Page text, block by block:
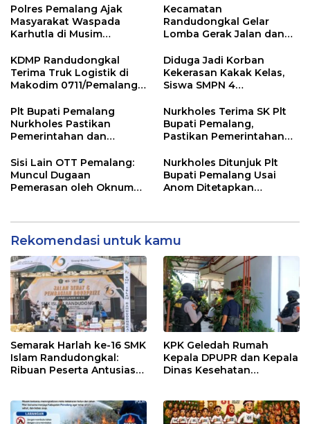
Berhadiah Motor
Polres Pemalang Ajak
Masyarakat Waspada
Karhutla di Musim
Kecamatan
Randudongkal Gelar
Lomba Gerak Jalan dan
HUT RI ke-81
KDMP Randudongkal
Terima Truk Logistik di
Makodim 0711/Pemalang
Desa
Diduga Jadi Korban
Kekerasan Kakak Kelas,
Siswa SMPN 4
Dunia
Plt Bupati Pemalang
Nurkholes Pastikan
Pemerintahan dan
Berjalan
Nurkholes Terima SK Plt
Bupati Pemalang,
Pastikan Pemerintahan
Sisi Lain OTT Pemalang:
Muncul Dugaan
Pemerasan oleh Oknum
Nurkholes Ditunjuk Plt
Bupati Pemalang Usai
Anom Ditetapkan
Rekomendasi untuk kamu
Semarak Harlah ke-16 SMK
Islam Randudongkal:
Ribuan Peserta Antusias
KPK Geledah Rumah
Kepala DPUPR dan Kepala
Dinas Kesehatan